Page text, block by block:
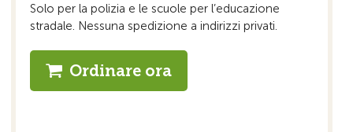
Solo per la polizia e le scuole per l’educazione
stradale. Nessuna spedizione a indirizzi privati.
Ordinare ora